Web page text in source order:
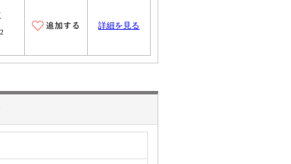
2
詳細を見る